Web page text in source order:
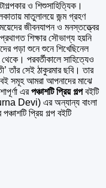
ও শিশুসাহিত্যিক।
মাতুলালয়ে জন্ম গ্রহণ
জীবনযাপন ও মনস্তত্ত্বের
শিক্ষার সৌভাগ্য হয়নি
পড়া শুনে শুনে শিখেছিনেল
পরবর্তীকালে সাহিত্যেও
তাঁর সেই ঠাকুরমার ছবি। তার
বই সমূহ আমরা আপনাদের মাঝে
এরপঞ্চাশটি প্রিয় গল্পবইটি
Devi) এর অন্যান্য বাংলা
প্রিয় গল্প বইটি